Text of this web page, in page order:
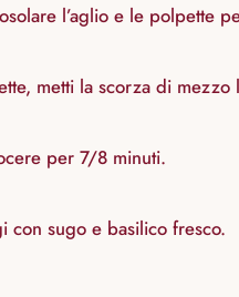
l’aglio e le polpette
metti la scorza di mezzo
per 7/8 minuti.
con sugo e basilico fresco.